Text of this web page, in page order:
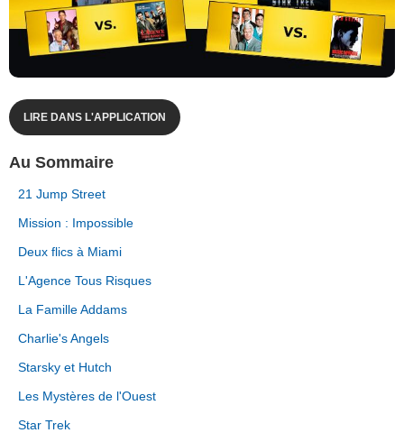
LIRE DANS L'APPLICATION
Au Sommaire
21 Jump Street
Mission : Impossible
Deux flics à Miami
L'Agence Tous Risques
La Famille Addams
Charlie's Angels
Starsky et Hutch
Les Mystères de l'Ouest
Star Trek